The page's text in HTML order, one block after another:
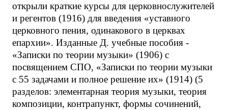
открыли краткие курсы для церковнослужителей
и регентов (1916) для введения «уставного
церковного пения, одинакового в церквах
епархии». Изданные Д. учебные пособия -
«Записки по теории музыки» (1906) с
посвящением СПО, «Записки по теории музыки
с 55 задачами и полное решение их» (1914) (5
разделов: элементарная теория музыки, теория
композиции, контрапункт, формы сочинений,